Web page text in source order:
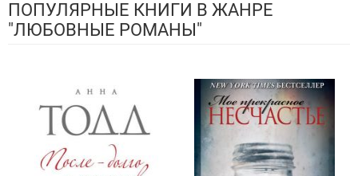
ПОПУЛЯРНЫЕ КНИГИ В ЖАНРЕ
"ЛЮБОВНЫЕ РОМАНЫ"